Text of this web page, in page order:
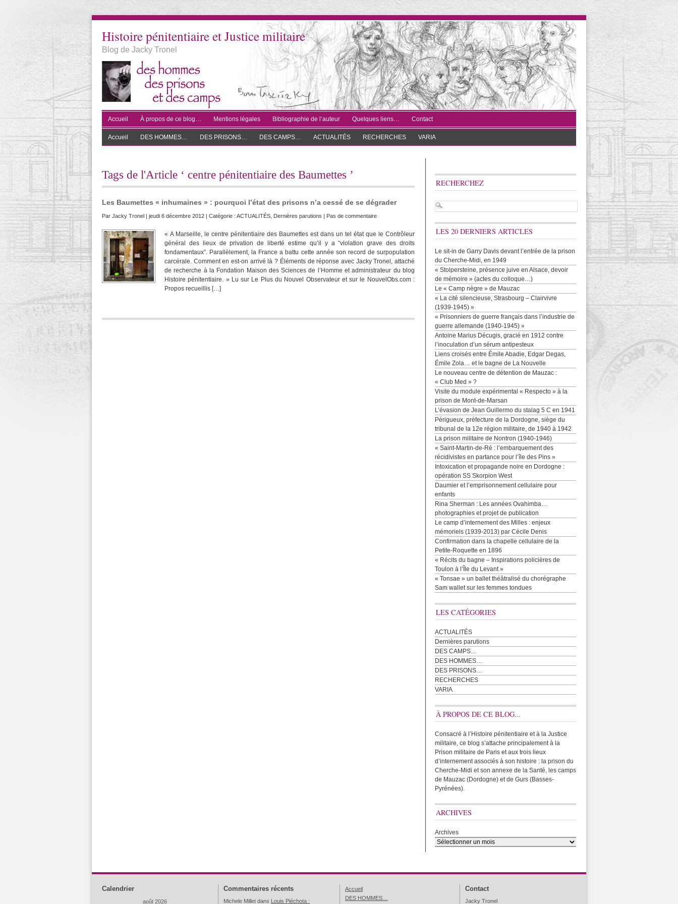
Histoire pénitentiaire et Justice militaire
Blog de Jacky Tronel
Accueil À propos de ce blog… Mentions légales Bibliographie de l’auteur Quelques liens… Contact
Accueil DES HOMMES… DES PRISONS… DES CAMPS… ACTUALITÉS RECHERCHES VARIA
Tags de l'Article ‘ centre pénitentiaire des Baumettes ’
Les Baumettes « inhumaines » : pourquoi l’état des prisons n’a cessé de se dégrader
Par Jacky Tronel | jeudi 6 décembre 2012 | Catégorie : ACTUALITÉS Dernières parutions | Pas de commentaire
« A Marseille, le centre pénitentiaire des Baumettes est dans un tel état que le Contrôleur
général des lieux de privation de liberté estime qu’il y a “violation grave des droits
fondamentaux”. Parallèlement, la France a battu cette année son record de surpopulation
carcérale. Comment en est-on arrivé là ? Éléments de réponse avec Jacky Tronel, attaché
de recherche à la Fondation Maison des Sciences de l’Homme et administrateur du blog
Histoire pénitentiaire. » Lu sur Le Plus du Nouvel Observateur et sur le NouvelObs.com :
Propos recueillis […]
RECHERCHEZ
LES 20 DERNIERS ARTICLES
Le sit-in de Garry Davis devant l’entrée de la prison
du Cherche-Midi, en 1949
« Stolpersteine, présence juive en Alsace, devoir
de mémoire » (actes du colloque…)
Le « Camp nègre » de Mauzac
« La cité silencieuse, Strasbourg – Clairvivre
(1939-1945) »
« Prisonniers de guerre français dans l’industrie de
guerre allemande (1940-1945) »
Antoine Marius Décugis, gracié en 1912 contre
l’inoculation d’un sérum antipesteux
Liens croisés entre Émile Abadie, Edgar Degas,
Émile Zola… et le bagne de La Nouvelle
Le nouveau centre de détention de Mauzac :
« Club Med » ?
Visite du module expérimental « Respecto » à la
prison de Mont-de-Marsan
L’évasion de Jean Guillermo du stalag 5 C en 1941
Périgueux, préfecture de la Dordogne, siège du
tribunal de la 12e région militaire, de 1940 à 1942
La prison militaire de Nontron (1940-1946)
« Saint-Martin-de-Ré : l’embarquement des
récidivistes en partance pour l’île des Pins »
Intoxication et propagande noire en Dordogne :
opération SS Skorpion West
Daumier et l’emprisonnement cellulaire pour
enfants
Rina Sherman : Les années Ovahimba…
photographies et projet de publication
Le camp d’internement des Milles : enjeux
mémoriels (1939-2013) par Cécile Denis
Confirmation dans la chapelle cellulaire de la
Petite-Roquette en 1896
« Récits du bagne – Inspirations policières de
Toulon à l’Île du Levant »
« Tonsae » un ballet théâtralisé du chorégraphe
Sam wallet sur les femmes tondues
LES CATÉGORIES
ACTUALITÉS
Dernières parutions
DES CAMPS…
DES HOMMES…
DES PRISONS…
RECHERCHES
VARIA
À PROPOS DE CE BLOG...
Consacré à l’Histoire pénitentiaire et à la Justice
militaire, ce blog s’attache principalement à la
Prison militaire de Paris et aux trois lieux
d’internement associés à son histoire : la prison du
Cherche-Midi et son annexe de la Santé, les camps
de Mauzac (Dordogne) et de Gurs (Basses-
Pyrénées).
ARCHIVES
Archives
Calendrier
août 2026
Commentaires récents
Michele Millet dans Louis Piéchota :
Accueil
DES HOMMES…
Contact
Jacky Tronel